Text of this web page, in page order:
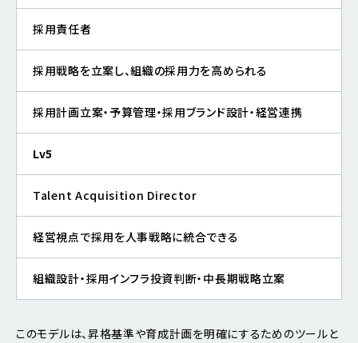
採用責任者
採用戦略を立案し、組織の採用力を高められる
採用計画立案・予算管理・採用ブランド設計・経営連携
Lv5
Talent Acquisition Director
経営視点で採用を人事戦略に統合できる
組織設計・採用インフラ投資判断・中長期戦略立案
このモデルは、昇格基準や育成計画を明確にするためのツールと